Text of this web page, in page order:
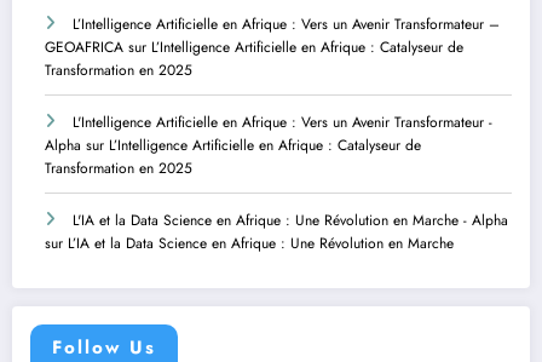
L’Intelligence Artificielle en Afrique : Vers un Avenir Transformateur –
GEOAFRICA sur L’Intelligence Artificielle en Afrique : Catalyseur de
Transformation en 2025
L'Intelligence Artificielle en Afrique : Vers un Avenir Transformateur -
Alpha sur L’Intelligence Artificielle en Afrique : Catalyseur de
Transformation en 2025
L'IA et la Data Science en Afrique : Une Révolution en Marche - Alpha
sur L’IA et la Data Science en Afrique : Une Révolution en Marche
Follow Us